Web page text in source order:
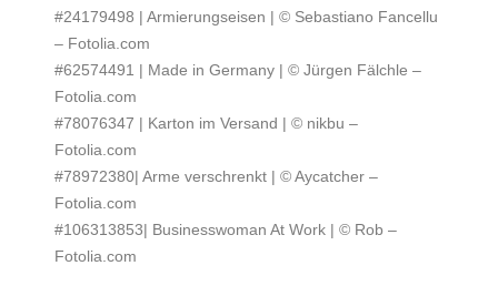
#24179498 | Armierungseisen | © Sebastiano Fancellu
– Fotolia.com
#62574491 | Made in Germany | © Jürgen Fälchle –
Fotolia.com
#78076347 | Karton im Versand | © nikbu –
Fotolia.com
#78972380| Arme verschrenkt | © Aycatcher –
Fotolia.com
#106313853| Businesswoman At Work | © Rob –
Fotolia.com